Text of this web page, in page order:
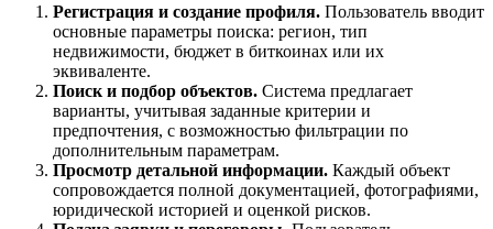
Регистрация и создание профиля. Пользователь вводит
основные параметры поиска: регион, тип
недвижимости, бюджет в биткоинах или их
эквиваленте.
Поиск и подбор объектов. Система предлагает
варианты, учитывая заданные критерии и
предпочтения, с возможностью фильтрации по
дополнительным параметрам.
Просмотр детальной информации. Каждый объект
сопровождается полной документацией, фотографиями,
юридической историей и оценкой рисков.